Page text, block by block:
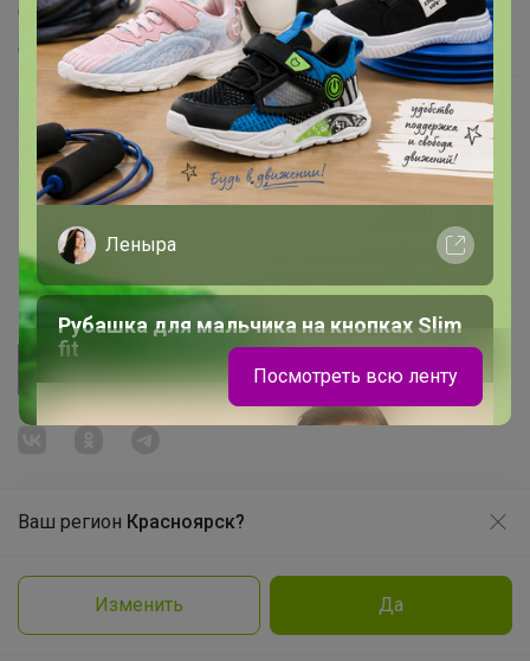
Ваш регион Красноярск?
Изменить Да
Самое желанное
Самое быстрое
Начать зарабатывать с 24-ok
Picabox.ru - Лучшее место для ваших изображений
Розыгрыш - Генератор случайных чисел
Пульс нашего маркетплейса
Укорачиватель ссылок
Политика конфиденциальности
Cоглашение пользователя
Леныра
Рубашка для мальчика на кнопках Slim
fit
Посмотреть всю ленту
Продолжая использовать этот сайт и нажимая кнопку
Принять